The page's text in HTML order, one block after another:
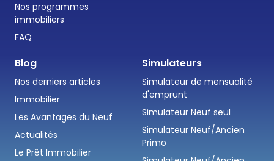
Nos programmes
immobiliers
FAQ
Blog
Nos derniers articles
Immobilier
Les Avantages du Neuf
Actualités
Le Prêt Immobilier
Simulateurs
Simulateur de mensualité
d'emprunt
Simulateur Neuf seul
Simulateur Neuf/Ancien
Primo